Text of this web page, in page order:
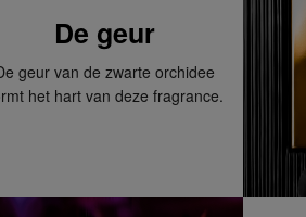
kun je op vertoon
om deze
De geur
geur van de zwarte orchidee
het hart van deze fragrance.